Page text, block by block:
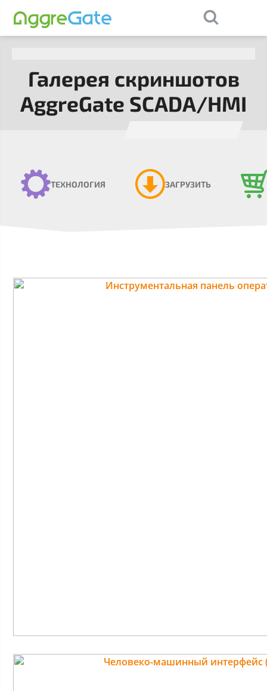
Галерея скриншотов
AggreGate SCADA/HMI
ТЕХНОЛОГИЯ ЗАГРУЗИТЬ
Contact Us